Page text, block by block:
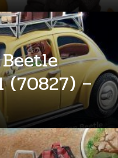
Beetle
(70827) –